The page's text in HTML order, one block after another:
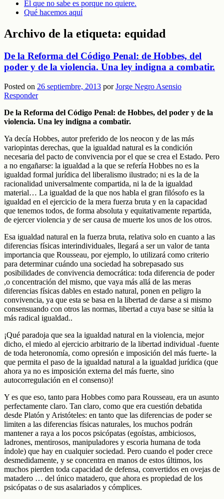
El que no sabe es porque no quiere.
Qué hacemos aquí
Archivo de la etiqueta: equidad
De la Reforma del Código Penal: de Hobbes, del
poder y de la violencia. Una ley indigna a combatir.
Posted on 26 septiembre, 2013 porJorge Negro Asensio
Responder
De la Reforma del Código Penal: de Hobbes, del poder y de la
violencia. Una ley indigna a combatir.
Ya decía Hobbes, autor preferido de los neocon y de las más
variopintas derechas, que la igualdad natural es la condición
necesaria del pacto de convivencia por el que se crea el Estado. Pero
a no engañarse: la igualdad a la que se refería Hobbes no es la
igualdad formal jurídica del liberalismo ilustrado; ni es la de la
racionalidad universalmente compartida, ni la de la igualdad
material… La igualdad de la que nos habla el gran filósofo es la
igualdad en el ejercicio de la mera fuerza bruta y en la capacidad
que tenemos todos, de forma absoluta y equitativamente repartida,
de ejercer violencia y de ser causa de muerte los unos de los otros.
Esa igualdad natural en la fuerza bruta, relativa solo en cuanto a las
diferencias físicas interindividuales, llegará a ser un valor de tanta
importancia que Rousseau, por ejemplo, lo utilizará como criterio
para determinar cuándo una sociedad ha sobrepasado sus
posibilidades de convivencia democrática: toda diferencia de poder
,o concentración del mismo, que vaya más allá de las meras
diferencias físicas dables en estado natural, ponen en peligro la
convivencia, ya que esta se basa en la libertad de darse a si mismo
consensuando con otros las normas, libertad a cuya base se sitúa la
más radical igualdad..
¡Qué paradoja que sea la igualdad natural en la violencia, mejor
dicho, el miedo al ejercicio arbitrario de la libertad individual -fuente
de toda heteronomía, como opresión e imposición del más fuerte- la
que permita el paso de la igualdad natural a la igualdad jurídica (que
ahora ya no es imposición externa del más fuerte, sino
autocorregulación en el consenso)!
Y es que eso, tanto para Hobbes como para Rousseau, era un asunto
perfectamente claro. Tan claro, como que era cuestión debatida
desde Platón y Aristóteles: en tanto que las diferencias de poder se
limiten a las diferencias físicas naturales, los muchos podrán
mantener a raya a los pocos psicópatas (egoístas, ambiciosos,
ladrones, mentirosos, manipuladores y escoria humana de toda
índole) que hay en cualquier sociedad. Pero cuando el poder crece
desmedidamente, y se concentra en manos de estos últimos, los
muchos pierden toda capacidad de defensa, convertidos en ovejas de
matadero … del único matadero, que ahora es propiedad de los
psicópatas o de sus asalariados y cómplices.